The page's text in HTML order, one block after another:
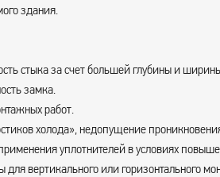
здания.
стыка за счет большей глубины и
замка.
работ.
холода», недопущение
уплотнителей в условиях
для вертикального или горизонтального